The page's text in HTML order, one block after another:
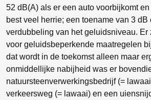
52 dB(A) als er een auto voorbijkomt
best veel herrie; een toename van 3
verdubbeling van het geluidsniveau. Er
voor geluidsbeperkende maatregelen
dat wordt in de toekomst alleen maar
onmiddellijke nabijheid was er
natuursteenverwerkingsbedrijf (=
verkeersweg (= lawaai) en een